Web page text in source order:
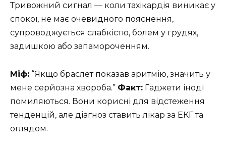
Тривожний сигнал — коли тахікардія виникає у
спокої, не має очевидного пояснення,
супроводжується слабкістю, болем у грудях,
задишкою або запамороченням.
Міф: “Якщо браслет показав аритмію, значить у
мене серйозна хвороба.” Факт: Гаджети іноді
помиляються. Вони корисні для відстеження
тенденцій, але діагноз ставить лікар за ЕКГ та
оглядом.